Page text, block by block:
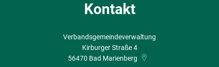
Kontakt
Verbandsgemeindeverwaltung
Kirburger Straße 4
56470 Bad Marienberg